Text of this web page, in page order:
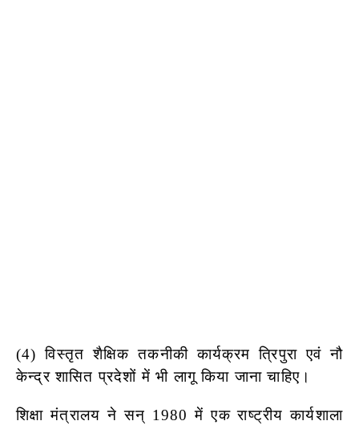
(4) विस्तृत शैक्षिक तकनीकी कार्यक्रम त्रिपुरा एवं नौ
केन्द्र शासित प्रदेशों में भी लागूकिया जाना चाहिए।
शिक्षा मंत्रालय ने सन् 1980 में एक राष्ट्रीय कार्यशाला